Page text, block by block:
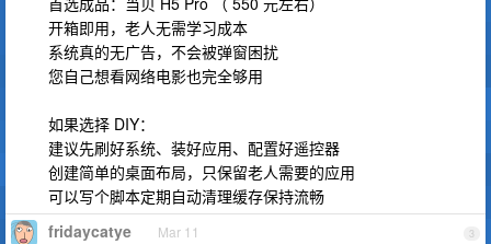
开箱即用，老人无需学习成本
系统真的无广告，不会被弹窗困扰
您自己想看网络电影也完全够用
如果选择 DIY：
建议先刷好系统、装好应用、配置好遥控器
创建简单的桌面布局，只保留老人需要的应用
可以写个脚本定期自动清理缓存保持流畅
3
fridaycatye Mar 11